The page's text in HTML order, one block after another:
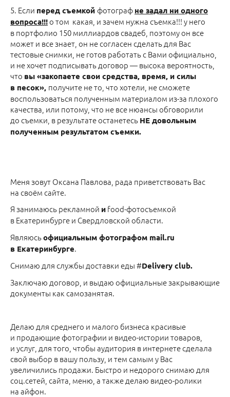
5. Если перед съемкой фотограф не задал ни одного
вопроса!!!о том какая, и зачем нужна съемка!!! у него
в портфолио 150 миллиардов свадеб, поэтому он все
может и все знает, он не согласен сделать для Вас
тестовые снимки, не готов работать с Вами официально,
и не хочет подписывать договор — высока вероятность,
что вы «закопаете свои средства, время, и силы
в песок», получите не то, что хотели, не сможете
воспользоваться полученным материалом из-за плохого
качества, или потому, что не все нюансы обговорили
до съемки, в результате останетесь НЕ довольным
полученным результатом съемки.
Меня зовут Оксана Павлова, рада приветствовать Вас
на своём сайте.
Я занимаюсь рекламной и food-фотосъемкой
в Екатеринбурге и Свердловской области.
Являюсьофициальным фотографом mail.ru
в Екатеринбурге.
Снимаю для службы доставки еды #Delivery club.
Заключаю договор, и выдаю официальные закрывающие
документы как самозанятая.
Делаю для среднего и малого бизнеса красивые
и продающие фотографии и видео-истории товаров,
и услуг, для того, чтобы аудитория в интернете сделала
свой выбор в вашу пользу, и тем самым у Вас
увеличились продажи. Быстро и недорого снимаю для
соц.сетей, сайта, меню, а также делаю видео-ролики
на айфон.